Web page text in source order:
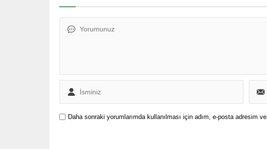
Daha sonraki yorumlarımda kullanılması için adım, e-posta adresim